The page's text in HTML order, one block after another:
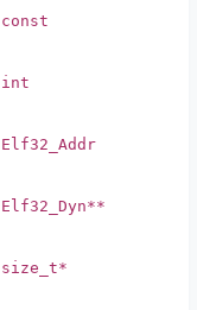
const
int
Elf32_Addr
Elf32_Dyn**
size_t*